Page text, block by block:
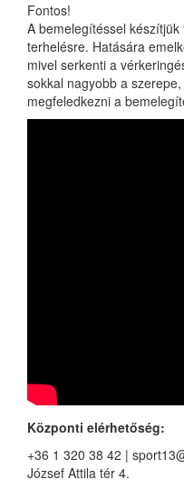
Fontos!
A bemelegítéssel
terhelésre. Hatására
mivel serkenti a
sokkal nagyobb a
megfeledkezni a
Központi elérhetőség:
+36 1 320 38 42 |
József Attila tér 4.